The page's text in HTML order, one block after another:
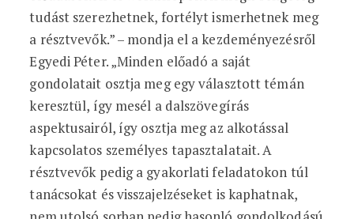
tudást szerezhetnek, fortélyt ismerhetnek meg
a résztvevők.” – mondja el a kezdeményezésről
Egyedi Péter. „Minden előadó a saját
gondolatait osztja meg egy választott témán
keresztül, így mesél a dalszövegírás
aspektusairól, így osztja meg az alkotással
kapcsolatos személyes tapasztalatait. A
résztvevők pedig a gyakorlati feladatokon túl
tanácsokat és visszajelzéseket is kaphatnak,